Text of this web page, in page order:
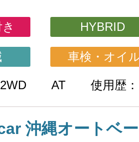
HYBRID
車検・オイ
2WD AT 使用歴
沖縄オートベ